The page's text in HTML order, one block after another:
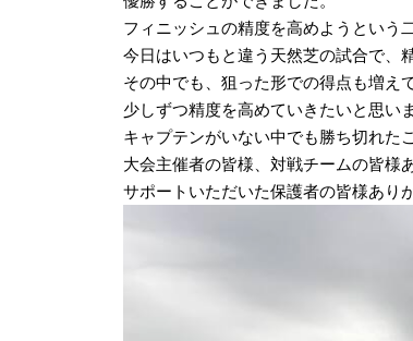
フィニッシュの精度を高めようという
今日はいつもと違う天然芝の試合で、
その中でも、狙った形での得点も増え
少しずつ精度を高めていきたいと思いま
キャプテンがいない中でも勝ち切れた
大会主催者の皆様、対戦チームの皆様
サポートいただいた保護者の皆様あり